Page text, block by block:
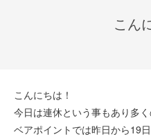
こん
こんにちは！
今日は連休という事もあり多
ベアポイントでは昨日から19